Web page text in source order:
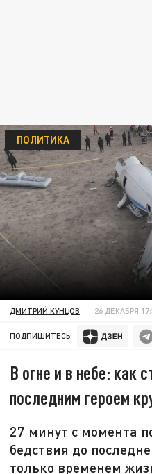
ПОЛИТИКА
ДМИТРИЙ КУНЦОВ 26 ДЕКАБРЯ
ПОДПИШИТЕСЬ:
В огне и в небе: как
последним героем
27 минут с момента
бедствия до
только временем